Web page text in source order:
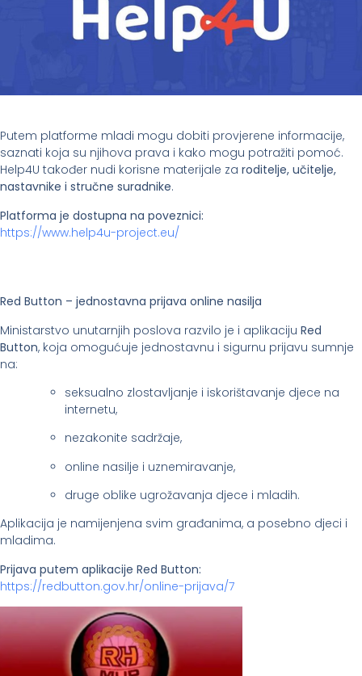
Putem platforme mladi mogu dobiti provjerene informacije,
saznati koja su njihova prava i kako mogu potražiti pomoć.
Help4U također nudi korisne materijale za roditelje, učitelje,
nastavnike i stručne suradnike.
Platforma je dostupna na poveznici:
https://www.help4u-project.eu/
Red Button – jednostavna prijava online nasilja
Ministarstvo unutarnjih poslova razvilo je i aplikaciju Red
Button, koja omogućuje jednostavnu i sigurnu prijavu sumnje
na:
seksualno zlostavljanje i iskorištavanje djece na
internetu,
nezakonite sadržaje,
online nasilje i uznemiravanje,
druge oblike ugrožavanja djece i mladih.
Aplikacija je namijenjena svim građanima, a posebno djeci i
mladima.
Prijava putem aplikacije Red Button:
https://redbutton.gov.hr/online-prijava/7